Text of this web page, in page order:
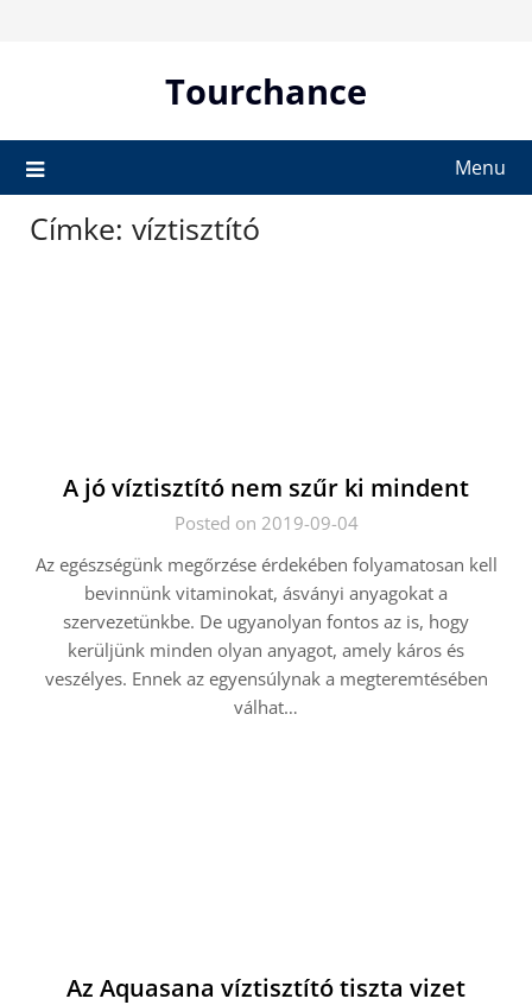
Tourchance
Menu
Címke: víztisztító
A jó víztisztító nem szűr ki mindent
Posted on 2019-09-04
Az egészségünk megőrzése érdekében folyamatosan kell
bevinnünk vitaminokat, ásványi anyagokat a
szervezetünkbe. De ugyanolyan fontos az is, hogy
kerüljünk minden olyan anyagot, amely káros és
veszélyes. Ennek az egyensúlynak a megteremtésében
válhat…
Az Aquasana víztisztító tiszta vizet